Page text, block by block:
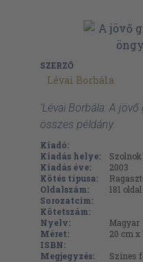
SZERZŐ
Lévai Borbála
'Lévai Borbála: A
összes példány
Kiadó:
Kiadás helye:
Szolnok
Kiadás éve:
2003
Kötés típusa:
Oldalszám:
181 oldal
Sorozatcím:
Kötetszám:
Nyelv:
Magyar
Méret:
20 cm x
ISBN:
Megjegyzés:
Színes